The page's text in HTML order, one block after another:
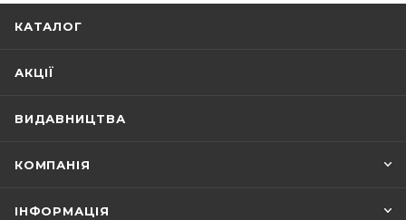
КАТАЛОГ
АКЦІЇ
ВИДАВНИЦТВА
КОМПАНІЯ
ІНФОРМАЦІЯ